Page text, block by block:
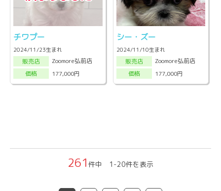
チワプー
2024/11/23生まれ
販売店
Zoomore弘前店
価格
177,000円
シー・ズー
2024/11/10生まれ
販売店
Zoomore弘前店
価格
177,000円
261 件中 1-20件を表示